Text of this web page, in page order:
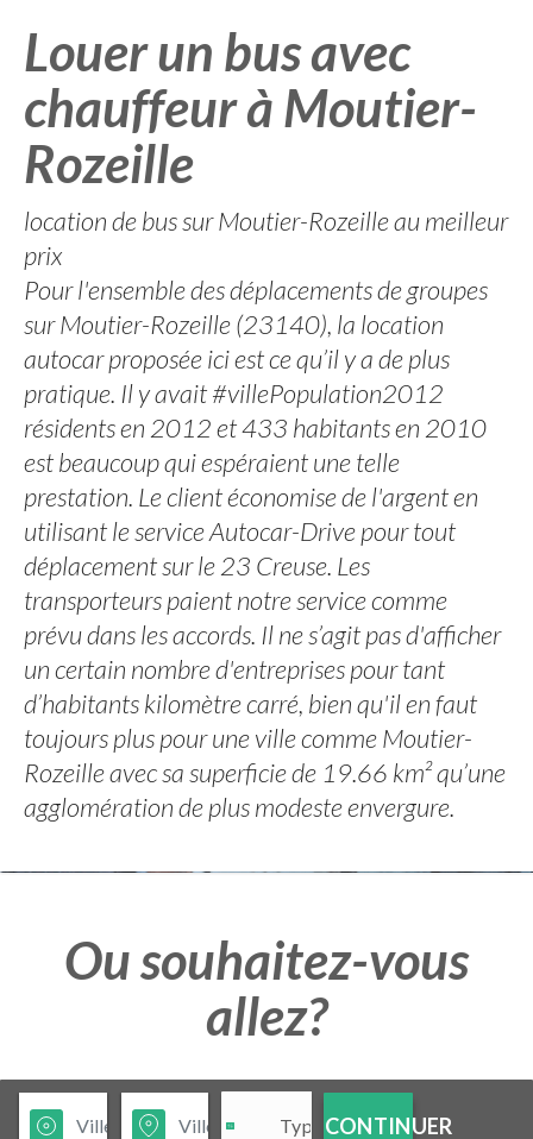
Louer un bus avec
chauffeur à Moutier-
Rozeille
location de bus sur Moutier-Rozeille au meilleur
prix
Pour l'ensemble des déplacements de groupes
sur Moutier-Rozeille (23140), la location
autocar proposée ici est ce qu’il y a de plus
pratique. Il y avait #villePopulation2012
résidents en 2012 et 433 habitants en 2010
est beaucoup qui espéraient une telle
prestation. Le client économise de l'argent en
utilisant le service Autocar-Drive pour tout
déplacement sur le 23 Creuse. Les
transporteurs paient notre service comme
prévu dans les accords. Il ne s’agit pas d'afficher
un certain nombre d'entreprises pour tant
d’habitants kilomètre carré, bien qu'il en faut
toujours plus pour une ville comme Moutier-
Rozeille avec sa superficie de 19.66 km² qu’une
agglomération de plus modeste envergure.
Ou souhaitez-vous
allez?
CONTINUER